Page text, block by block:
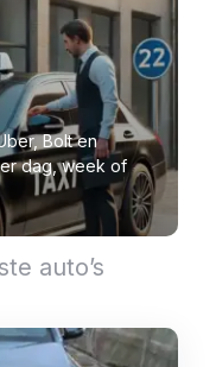
Bolt en
dag, week of
auto’s